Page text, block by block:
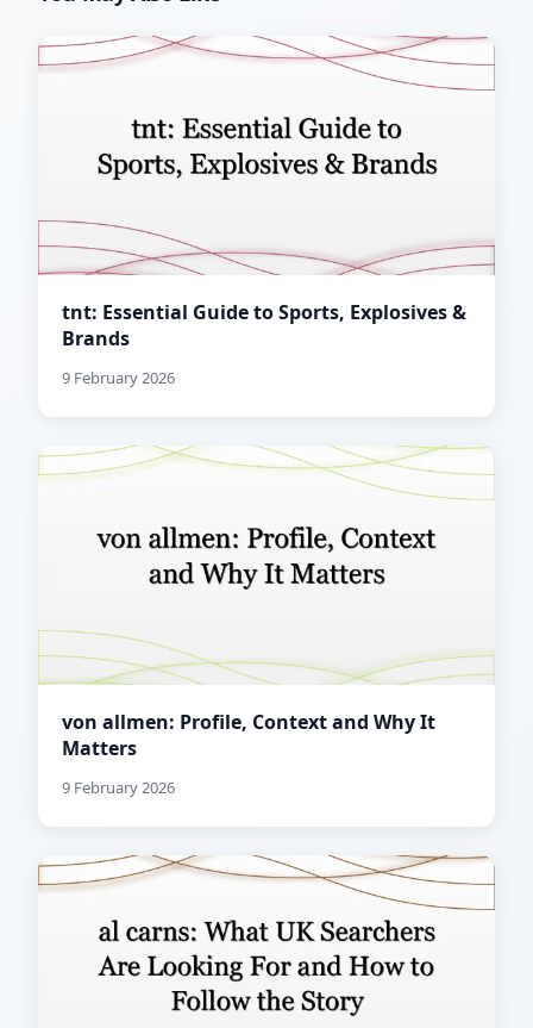
tnt: Essential Guide to Sports, Explosives &
Brands
9 February 2026
von allmen: Profile, Context and Why It
Matters
9 February 2026